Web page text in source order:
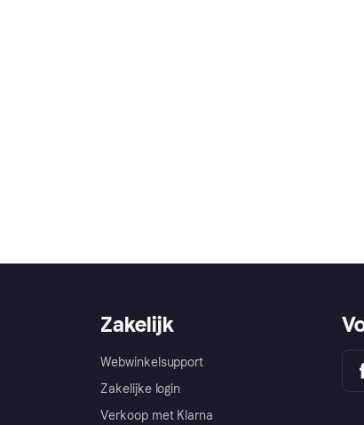
Zakelijk
Webwinkelsupport
Zakelijke login
Verkoop met Klarna